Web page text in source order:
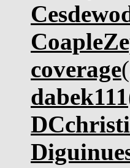
coverage
dabek111